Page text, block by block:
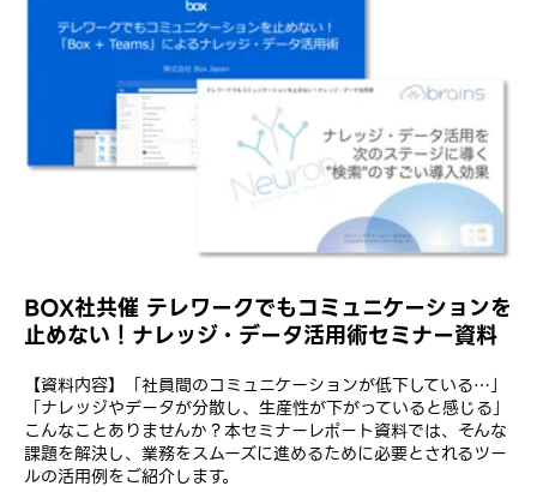
BOX社共催 テレワークでもコミュニケーションを
止めない！ナレッジ・データ活用術セミナー資料
【資料内容】「社員間のコミュニケーションが低下している…」
「ナレッジやデータが分散し、生産性が下がっていると感じる」
こんなことありませんか？本セミナーレポート資料では、そんな
課題を解決し、業務をスムーズに進めるために必要とされるツー
ルの活用例をご紹介します。